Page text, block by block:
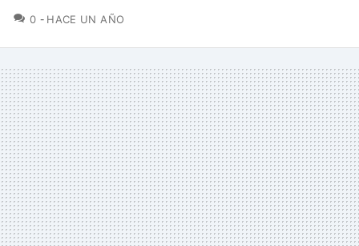
0 COMENTARIOS
HACE UN AÑO